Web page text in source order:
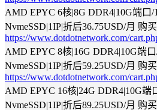
AMD EPYC 6核|8G DDR4|10G端口/
NvmeSSD|1IP|折后36.75USD/月 购买
https://www.dotdotnetwork.com/
AMD EPYC 8核|16G DDR4|10G端
NvmeSSD|1IP|折后59.25USD/月 购买
https://www.dotdotnetwork.com/
AMD EPYC 16核|24G DDR4|10G端
NvmeSSD|1IP|折后89.25USD/月 购买